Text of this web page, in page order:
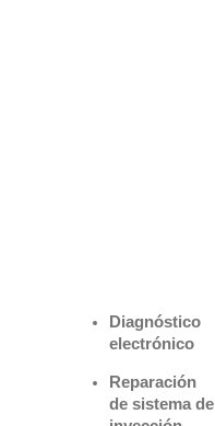
Diagnóstico
electrónico
Reparación
de sistema de